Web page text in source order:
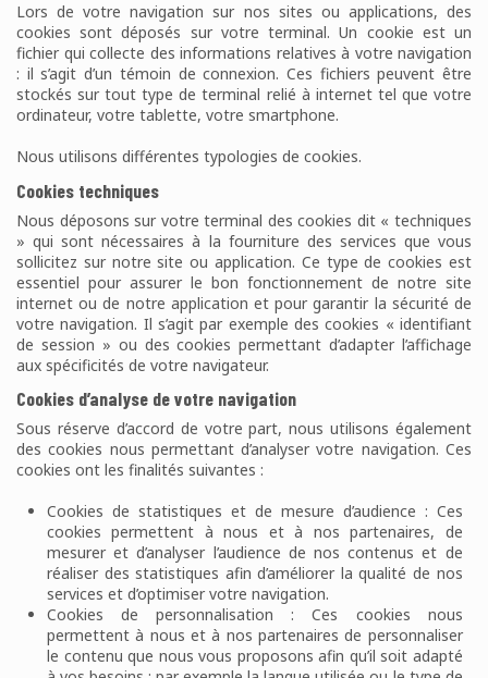
Lors de votre navigation sur nos sites ou applications, des
cookies sont déposés sur votre terminal. Un cookie est un
fichier qui collecte des informations relatives à votre navigation
: il s’agit d’un témoin de connexion. Ces fichiers peuvent être
stockés sur tout type de terminal relié à internet tel que votre
ordinateur, votre tablette, votre smartphone.
Nous utilisons différentes typologies de cookies.
Cookies techniques
Nous déposons sur votre terminal des cookies dit « techniques
» qui sont nécessaires à la fourniture des services que vous
sollicitez sur notre site ou application. Ce type de cookies est
essentiel pour assurer le bon fonctionnement de notre site
internet ou de notre application et pour garantir la sécurité de
votre navigation. Il s’agit par exemple des cookies « identifiant
de session » ou des cookies permettant d’adapter l’affichage
aux spécificités de votre navigateur.
Cookies d’analyse de votre navigation
Sous réserve d’accord de votre part, nous utilisons également
des cookies nous permettant d’analyser votre navigation. Ces
cookies ont les finalités suivantes :
Cookies de statistiques et de mesure d’audience : Ces
cookies permettent à nous et à nos partenaires, de
mesurer et d’analyser l’audience de nos contenus et de
réaliser des statistiques afin d’améliorer la qualité de nos
services et d’optimiser votre navigation.
Cookies de personnalisation : Ces cookies nous
permettent à nous et à nos partenaires de personnaliser
le contenu que nous vous proposons afin qu’il soit adapté